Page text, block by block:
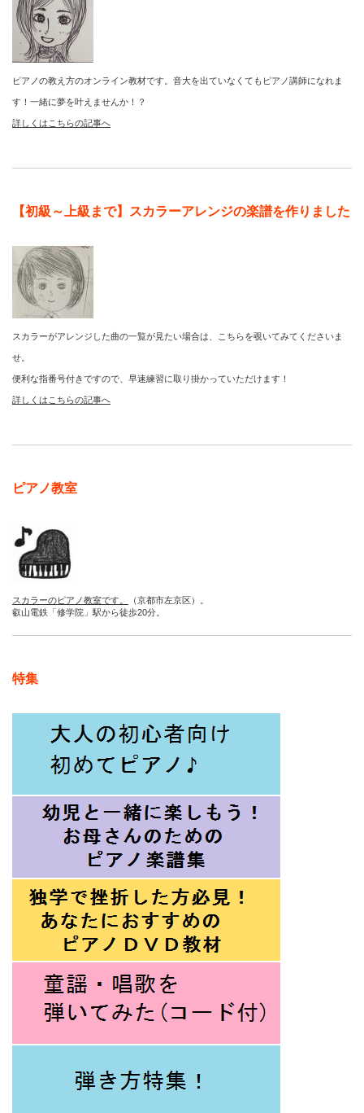
ピアノの教え方のオンライン教材です。音大を出ていなくてもピアノ講師になれま
す！一緒に夢を叶えませんか！？
詳しくはこちらの記事へ
【初級～上級まで】スカラーアレンジの楽譜を作りました
スカラーがアレンジした曲の一覧が見たい場合は、こちらを覗いてみてくださいま
せ。
便利な指番号付きですので、早速練習に取り掛かっていただけます！
詳しくはこちらの記事へ
ピアノ教室
スカラーのピアノ教室です。
（京都市左京区）。
叡山電鉄「修学院」駅から徒歩20分。
特集